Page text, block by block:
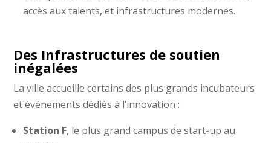
accès aux talents, et infrastructures modernes.
Des Infrastructures de soutien
inégalées
La ville accueille certains des plus grands incubateurs
et événements dédiés à l’innovation :
Station F, le plus grand campus de start-up au